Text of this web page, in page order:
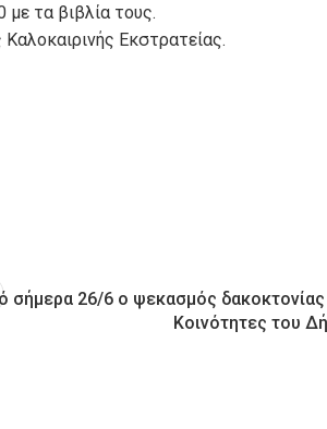
με τα βιβλία τους.
Εκστρατείας.
σήμερα 26/6 ο ψεκασμός δακοκτονίας
Κοινότητες του